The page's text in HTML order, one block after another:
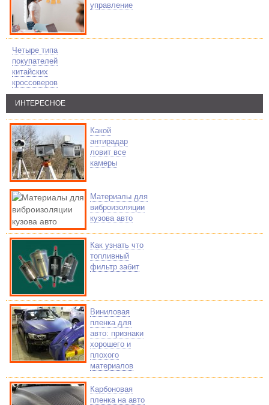
управление
Четыре типа
покупателей
китайских
кроссоверов
ИНТЕРЕСНОЕ
Какой
антирадар
ловит все
камеры
Материалы для
виброизоляции
кузова авто
Как узнать что
топливный
фильтр забит
Виниловая
пленка для
авто: признаки
хорошего и
плохого
материалов
Карбоновая
пленка на авто